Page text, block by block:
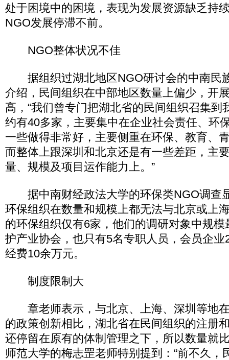
处于困境中的困境，表现为发展资源缺乏持
NGO发展停滞不前。
NGO整体状况不佳
据组织过湖北地区NGO研讨会的中南民
介绍，民间组织在中部地区数量上偏少，开
高，“我们曾专门把湖北省的民间组织召集到
约有40多家，主要集中在企业社会责任、环
一些做得非常好，主要侧重在环保、教育、
而整体上跟深圳和北京还是有一些差距，主
量、规模及项目运作能力上。”
据中南财经政法大学的环保类NGO调查
环保组织在数量和规模上都无法与北京或上
的环保组织仅有6家，他们的调研对象中规
护产业协会，也只有5名专职人员，会员企
经费10余万元。
制度限制大
章老师表示，与北京、上海、深圳等地
的政策创新相比，湖北省在民间组织的注册
还停留在原有的体制管理之下，所以数量就
师范大学的梅志罡老师特别提到：“前不久，